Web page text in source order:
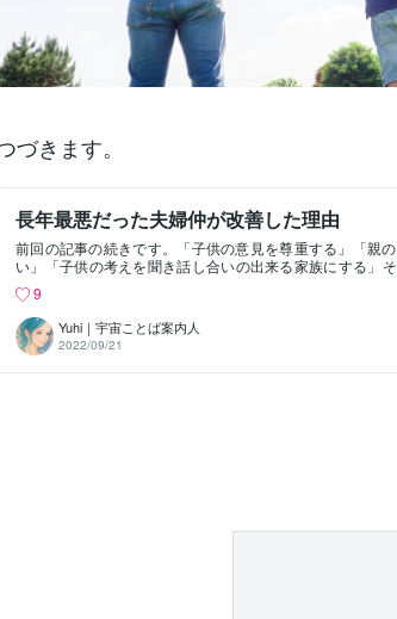
づきます。
長年最悪だった夫婦仲が改善した理由
前回の記事の続きです。「子供の意見を尊重する」「親
い」「子供の考えを聞き話し合いの出来る家族にする」
にいいはじめ、本当にびっくりしました。私が理想として
とほとんど一緒だったんです。それからは夫とはケンカも
実際に子供に対して威圧的に意見を押し付けたりもしなく
に変身しました。見た感じだと無理してそうしている感じ
実際今まで気をはって威圧的に意見を押し付け子供を思い
ていた時よりも「楽だし楽しい」と言っていました。夫
現実の夫はそうだけど妄想の中の夫はとっても素敵で優
9
Yuhi｜宇宙ことば案内人
2022/09/21